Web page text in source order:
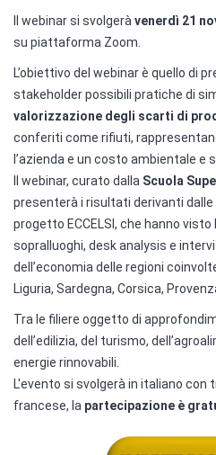
Il webinar si svolgerà venerdì 21
su piattaforma Zoom.
L’obiettivo del webinar è quello di
stakeholder possibili pratiche di
valorizzazione degli scarti di
conferiti come rifiuti,
l’azienda e un costo ambientale e
Il webinar, curato dalla Scuola
presenterà i risultati derivanti
progetto ECCELSI, che hanno
sopralluoghi, desk analysis e
dell’economia delle regioni
Liguria, Sardegna, Corsica,
Tra le filiere oggetto di
dell’edilizia, del turismo,
energie rinnovabili.
L'evento si svolgerà in italiano con
francese, la partecipazione è